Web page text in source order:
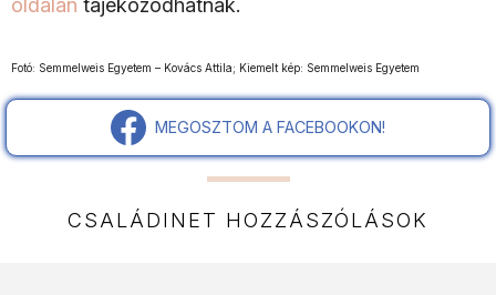
oldalán tájékozódhatnak.
Fotó: Semmelweis Egyetem – Kovács Attila; Kiemelt kép: Semmelweis Egyetem
MEGOSZTOM A FACEBOOKON!
CSALÁDINET HOZZÁSZÓLÁSOK